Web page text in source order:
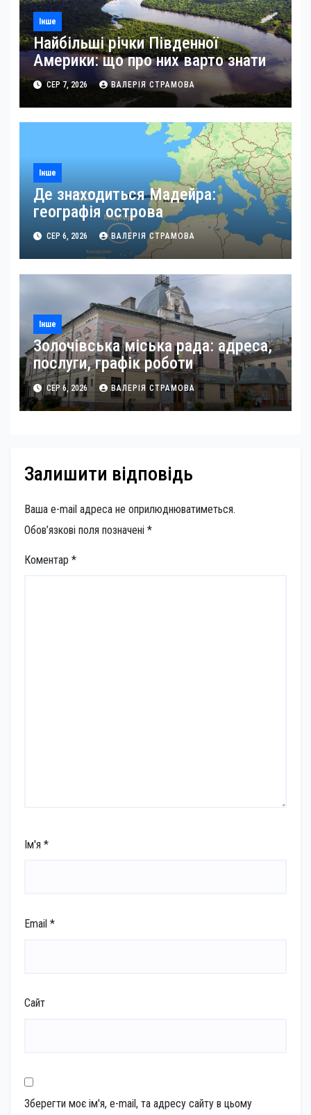
Інше
Найбільші річки Південної
Америки: що про них варто знати
СЕР 7, 2026 ВАЛЕРІЯ СТРАМОВА
Інше
Де знаходиться Мадейра:
географія острова
СЕР 6, 2026 ВАЛЕРІЯ СТРАМОВА
Інше
Золочівська міська рада: адреса,
послуги, графік роботи
СЕР 6, 2026 ВАЛЕРІЯ СТРАМОВА
Залишити відповідь
Ваша e-mail адреса не оприлюднюватиметься.
Обов’язкові поля позначені *
Коментар *
Ім'я *
Email *
Сайт
Зберегти моє ім'я, e-mail, та адресу сайту в цьому